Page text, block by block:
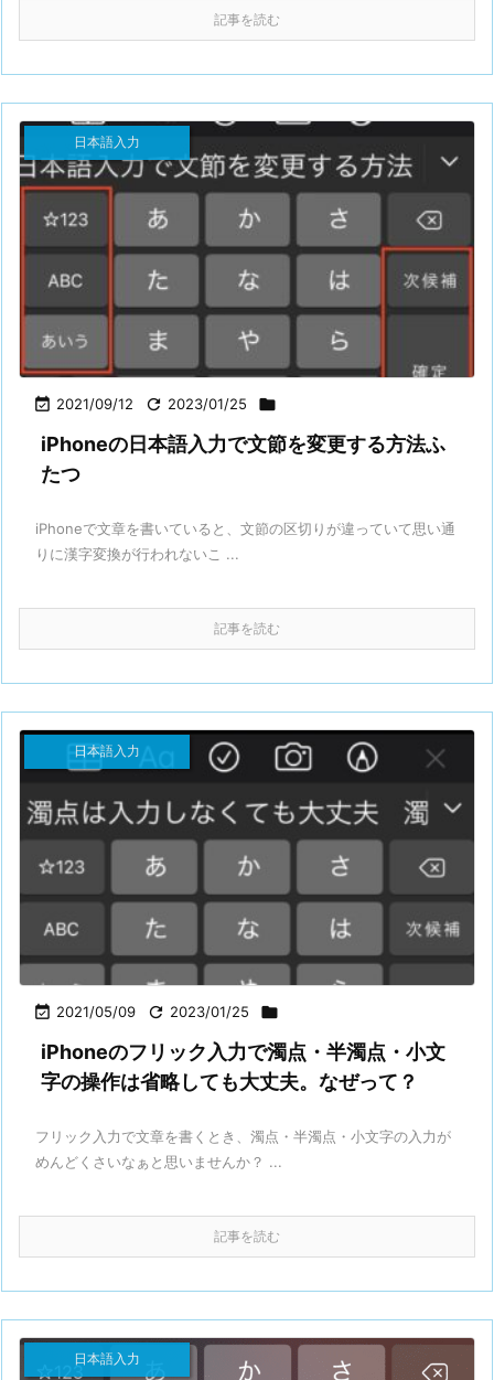
記事を読む
 2021/09/12  2023/01/25 
日本語入力
iPhoneの日本語入力で文節を変更する方法ふ
たつ
iPhoneで文章を書いていると、文節の区切りが違っていて思い通
りに漢字変換が行われないこ ...
記事を読む
 2021/05/09  2023/01/25 
日本語入力
iPhoneのフリック入力で濁点・半濁点・小文
字の操作は省略しても大丈夫。なぜって？
フリック入力で文章を書くとき、濁点・半濁点・小文字の入力が
めんどくさいなぁと思いませんか？ ...
記事を読む
日本語入力